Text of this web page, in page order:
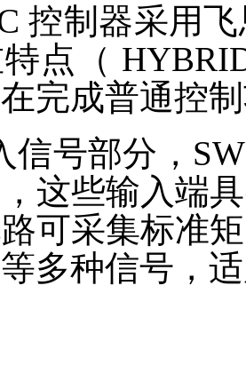
控制器采用飞
点（
完成普通控
号部分，
这些输入端
可采集标准
多种信号，